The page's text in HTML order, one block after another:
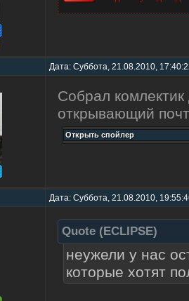
Дата: Суббота, 21.08.2010,
Собрал
открывающий
Дата: Суббота, 21.08.2010,
Quote (ECLIPSE)
неужели у нас
которые хотят